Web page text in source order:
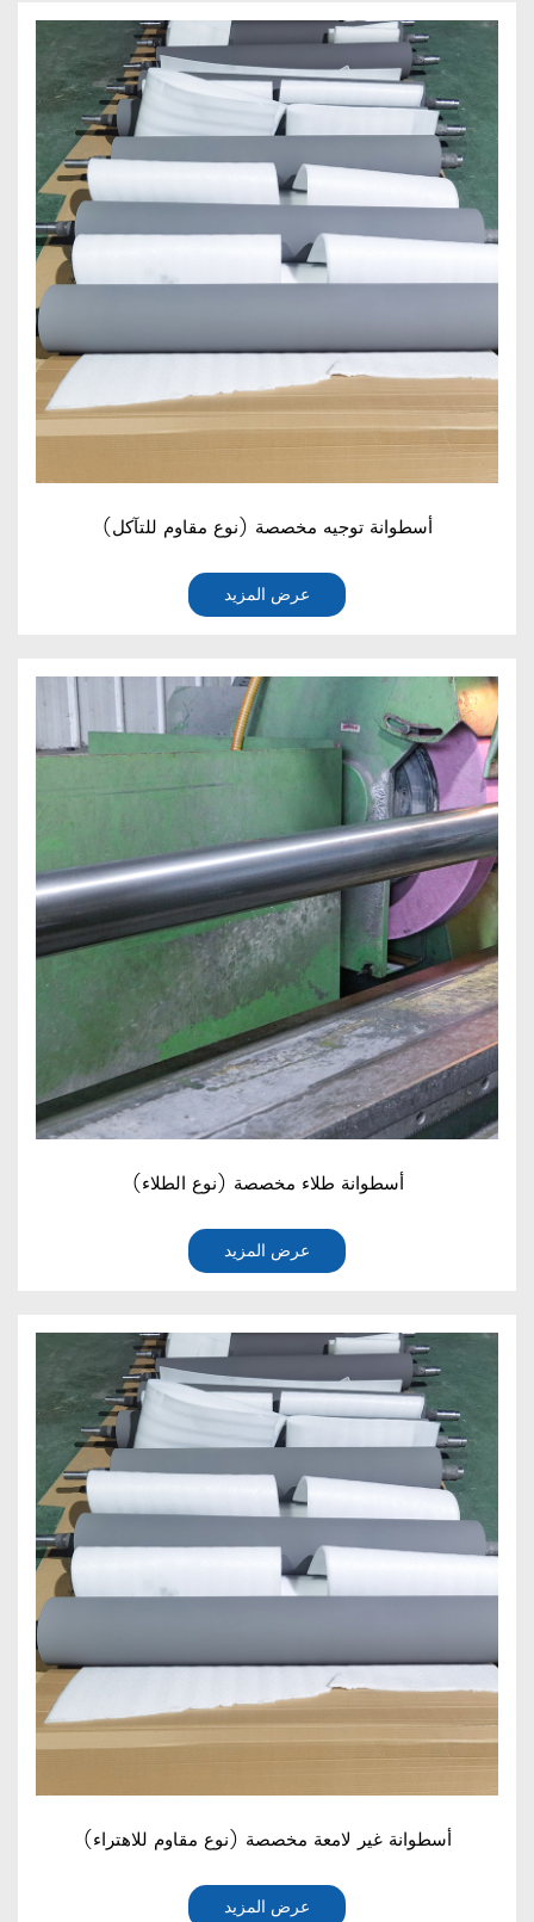
أسطوانة توجيه مخصصة (نوع مقاوم للتآكل)
عرض المزيد
أسطوانة طلاء مخصصة (نوع الطلاء)
عرض المزيد
أسطوانة غير لامعة مخصصة (نوع مقاوم للاهتراء)
عرض المزيد